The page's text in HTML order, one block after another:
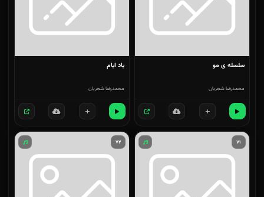
سلسله ی مو
محمدرضا شجریان
یاد ایام
محمدرضا شجریان
۷۱ ۷۲